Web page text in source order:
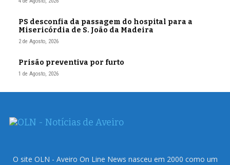
PS desconfia da passagem do hospital para a
Misericórdia de S. João da Madeira
2 de Agosto, 2026
Prisão preventiva por furto
1 de Agosto, 2026
O site OLN - Aveiro On Line News nasceu em 2000 como um